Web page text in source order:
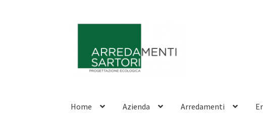
Vai
navigazione
Vai
contenuto
Home Azienda Arredamenti